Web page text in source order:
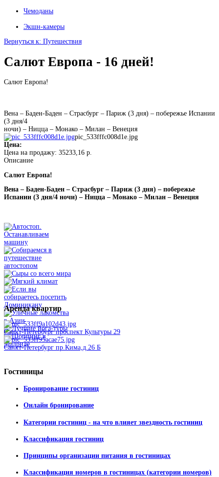
Чемоданы
Экшн-камеры
Вернуться к: Путешествия
Салют Европа - 16 дней!
Салют Европа!
Вена – Баден-Баден – Страсбург – Париж (3 дня) – побережье Испании
(3 дня/4
ночи) – Ницца – Монако – Милан – Венеция
pic_533fffc008d1e.jpg
Цена:
Цена на продажу: 35233,16 р.
Описание
Салют Европа!
Вена – Баден-Баден – Страсбург – Париж (3 дня) – побережье
Испании (3 дня/4 ночи) – Ницца – Монако – Милан – Венеция
Арендаквартир
Санкт-Петербург проспект Культуры 29
Санкт-Петербург пр.Кима,д.26 Б
Гостиницы
Бронирование гостиниц
Онлайн бронирование
Категории гостиниц - на что влияет звездность гостиниц
Классификация гостиниц
Принципы организации питания в гостиницах
Классификация номеров в гостиницах (категории номеров)